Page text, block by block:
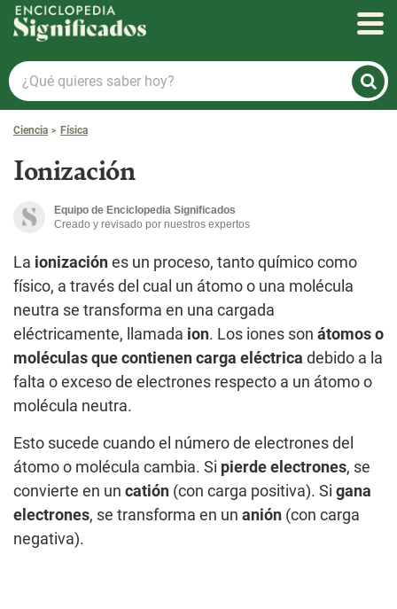
Enciclopedia Significados
¿Qué
quieres
saber
hoy?
Ciencia Física
Ionización
Equipo de Enciclopedia Significados
Creado y revisado por nuestros expertos
La ionización es un proceso, tanto químico como
físico, a través del cual un átomo o una molécula
neutra se transforma en una cargada
eléctricamente, llamada ion. Los iones son átomos o
moléculas que contienen carga eléctrica debido a la
falta o exceso de electrones respecto a un átomo o
molécula neutra.
Esto sucede cuando el número de electrones del
átomo o molécula cambia. Si pierde electrones, se
convierte en un catión (con carga positiva). Si gana
electrones, se transforma en un anión (con carga
negativa).